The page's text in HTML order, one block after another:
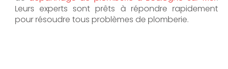
Leurs experts sont prêts à répondre rapidement
pour résoudre tous problèmes de plomberie.